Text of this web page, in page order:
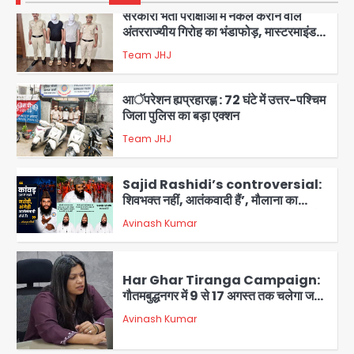
3
सरकारी भर्ती परीक्षाओं में नकल कराने वाले
अंतरराज्यीय गिरोह का भंडाफोड़, मास्टरमाइंड
समेत 7 गिरफ्तार
Team JHJ
4
आॅपरेशन ह्यप्रहारह्ण : 72 घंटे में उत्तर-पश्चिम
जिला पुलिस का बड़ा एक्शन
Team JHJ
5
Sajid Rashidi’s controversial:
शिवभक्त नहीं, आतंकवादी हैं’, मौलाना का
कांवड़ियों पर विवादित बयान, BJP विधायक ने
कराई FIR, NSA की मांग
Avinash Kumar
1
Har Ghar Tiranga Campaign:
गौतमबुद्धनगर में 9 से 17 अगस्त तक चलेगा जन-
जागरूकता महाअभियान, डीएम ने की समीक्षा
बैठक
Avinash Kumar